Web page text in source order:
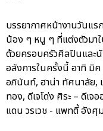
บรรยากาศหน้างานวันแ
น้อง ๆ หนู ๆ ที่แต่งตัวมา
ด้วยครอบครัวศิลปินและ
อลังการในครั้งนี้ อาทิ มิ
อภินันท์, ฮาน่า ทัศนาลัย,
ทอง, ดีเจโด่ง ศิระ – ดีเ
แดน วรเวช - แพทตี้ อังศุ